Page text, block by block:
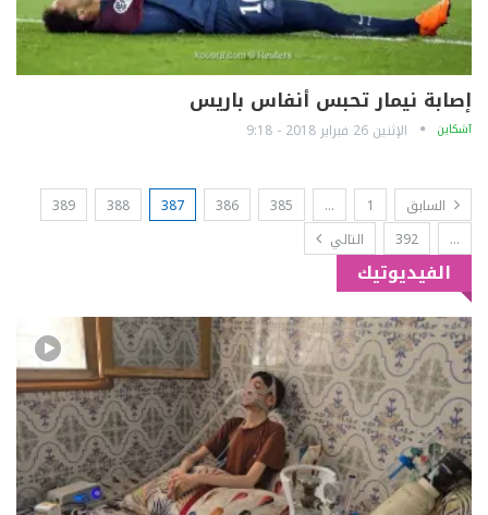
إصابة نيمار تحبس أنفاس باريس
آشكاين الإثنين 26 فبراير 2018 - 9:18
السابق 1
…
385
386
387
388
389
…
392 التالي
الفيديوتيك